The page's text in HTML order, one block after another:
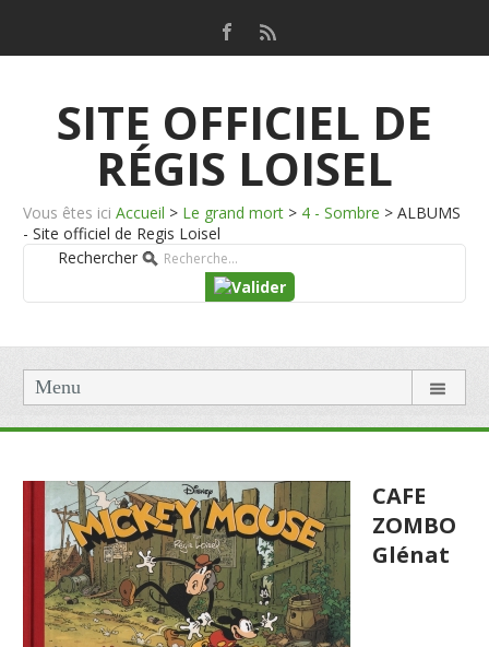
SITE OFFICIEL DE
RÉGIS LOISEL
Vous êtes ici Accueil > Le grand mort > 4 - Sombre > ALBUMS
- Site officiel de Regis Loisel
Rechercher
Menu
CAFE
ZOMBO
Glénat